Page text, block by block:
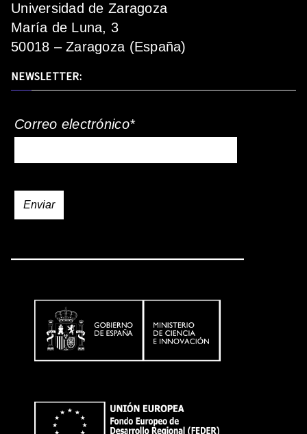
Universidad de Zaragoza
María de Luna, 3
50018 – Zaragoza (España)
NEWSLETTER:
Correo electrónico*